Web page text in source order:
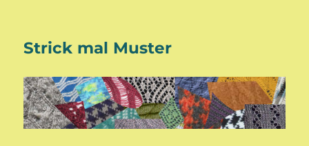
Strick mal Muster